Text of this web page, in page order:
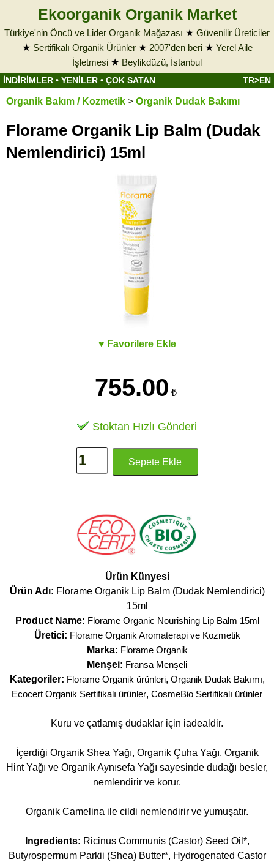
Ekoorganik Organik Market
Türkiye'nin Öncü ve Lider Organik Mağazası ★ Güvenilir Üreticiler
★ Sertifikalı Organik Ürünler★ 2007'den beri★ Yerel Aile
İşletmesi ★ Beylikdüzü, İstanbul
İNDİRİMLER • YENİLER • ÇOK SATAN TR>EN
Organik Bakım / Kozmetik > Organik Dudak Bakımı
Florame Organik Lip Balm (Dudak
Nemlendirici) 15ml
♥ Favorilere Ekle
755.00 ₺
Stoktan Hızlı Gönderi
Ürün Künyesi
Ürün Adı: Florame Organik Lip Balm (Dudak Nemlendirici)
15ml
Product Name: Florame Organic Nourishing Lip Balm 15ml
Üretici: Florame Organik Aromaterapi ve Kozmetik
Marka: Florame Organik
Menşei: Fransa Menşeli
Kategoriler: Florame Organik ürünleri, Organik Dudak Bakımı,
Ecocert Organik Sertifikalı ürünler, CosmeBio Sertifikalı ürünler
Kuru ve çatlamış dudaklar için iadealdir.
İçerdiği Organik Shea Yağı, Organik Çuha Yağı, Organik
Hint Yağı ve Organik Aynısefa Yağı sayesinde dudağı besler,
nemlendirir ve korur.
Organik Camelina ile cildi nemlendirir ve yumuşatır.
Ingredients: Ricinus Communis (Castor) Seed Oil*,
Butyrospermum Parkii (Shea) Butter*, Hydrogenated Castor